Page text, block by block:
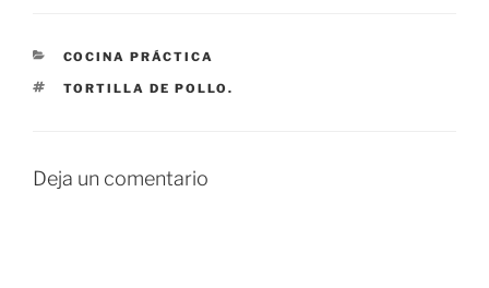
CATEGORÍAS
COCINA PRÁCTICA
ETIQUETAS
TORTILLA DE POLLO.
Deja un comentario